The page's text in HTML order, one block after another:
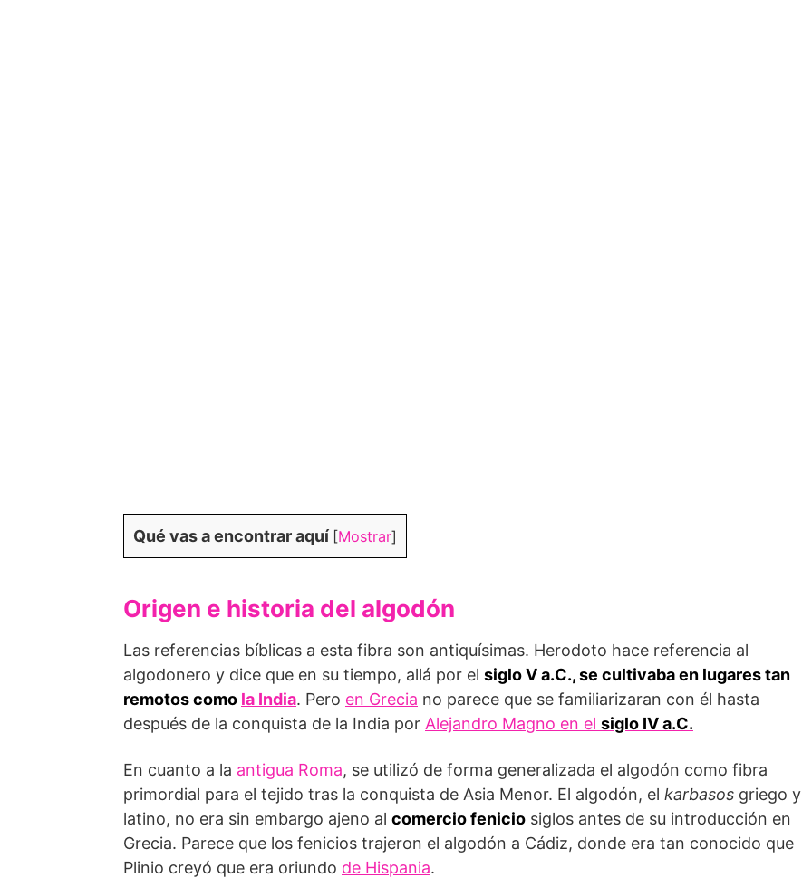
Qué vas a encontrar aquí [Mostrar]
Origen e historia del algodón
Las referencias bíblicas a esta fibra son antiquísimas. Herodoto hace referencia al
algodonero y dice que en su tiempo, allá por el siglo V a.C.,se cultivaba en lugares tan
remotos como la India. Pero en Grecia no parece que se familiarizaran con él hasta
después de la conquista de la India por Alejandro Magno en el siglo IV a.C.
En cuanto a la antigua Roma, se utilizó de forma generalizada el algodón como fibra
primordial para el tejido tras la conquista de Asia Menor. El algodón, el karbasos griego y
latino, no era sin embargo ajeno al comercio fenicio siglos antes de su introducción en
Grecia. Parece que los fenicios trajeron el algodón a Cádiz, donde era tan conocido que
Plinio creyó que era oriundo de Hispania.